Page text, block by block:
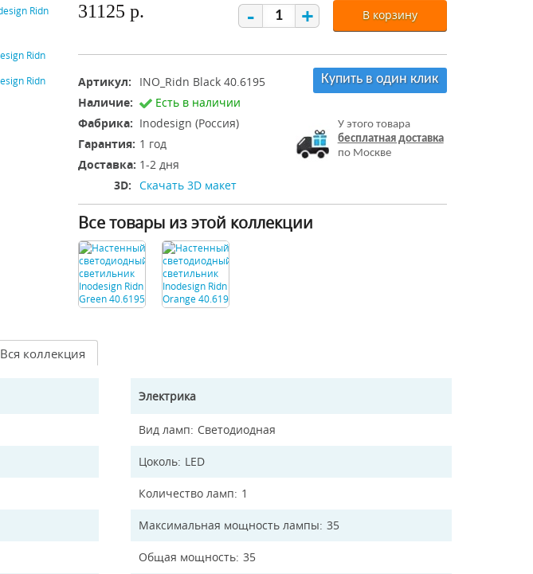
31125 р. - + В корзину
Артикул:
INO_Ridn Black 40.6195
Наличие:
Есть в наличии
Фабрика: Inodesign (Россия)
Гарантия: 1 год
Доставка: 1-2 дня
3D: Скачать 3D макет
Купить в один клик
У этого товара
бесплатная доставка
по Москве
Все товары из этой коллекции
Вся коллекция
Электрика
Вид ламп Светодиодная
Цоколь LED
Количество ламп 1
Максимальная мощность лампы 35
Общая мощность 35